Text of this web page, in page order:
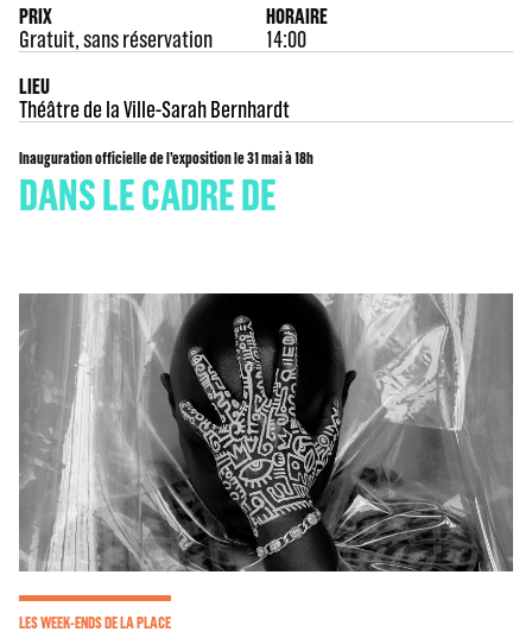
PRIX
Gratuit, sans réservation
HORAIRE
14:00
LIEU
Théâtre de la Ville-Sarah Bernhardt
Inauguration officielle de l’exposition le 31 mai à 18h
DANS LE CADRE DE
LES WEEK-ENDS DE LA PLACE